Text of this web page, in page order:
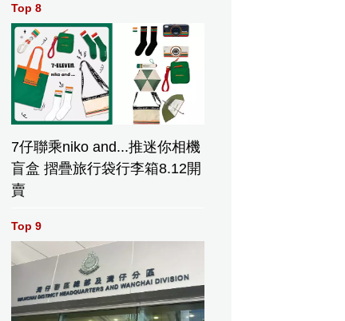
Top 8
7仔聯乘niko and...推迷你相機
盲盒 摺疊旅行袋行李箱8.12開
賣
Top 9